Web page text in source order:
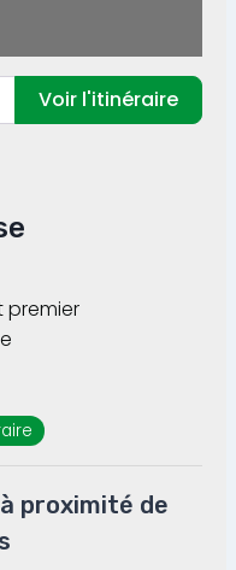
your location
Voir l'itinéraire
premier
proximité de